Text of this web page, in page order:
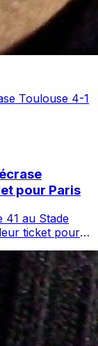
pour Paris
41 au Stade
ticket pour la